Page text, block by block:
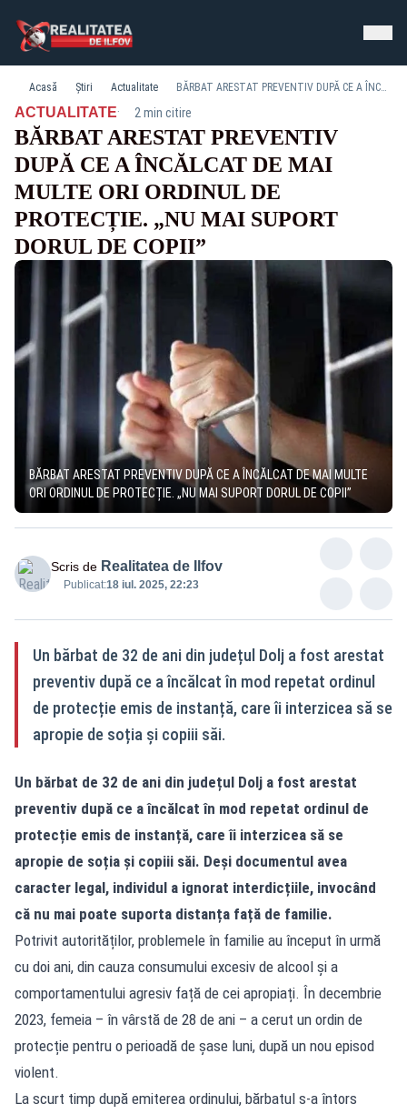
Acasă Știri Actualitate BĂRBAT ARESTAT PREVENTIV DUPĂ CE A ÎNCĂLCAT DE MAI MULTE ORI ORDINUL DE PROTECȚIE. „NU MAI SUPORT DORUL DE COPII”
ACTUALITATE· 2 min citire
BĂRBAT ARESTAT PREVENTIV
DUPĂ CE A ÎNCĂLCAT DE MAI
MULTE ORI ORDINUL DE
PROTECȚIE. „NU MAI SUPORT
DORUL DE COPII”
BĂRBAT ARESTAT PREVENTIV DUPĂ CE A ÎNCĂLCAT DE MAI MULTE
ORI ORDINUL DE PROTECȚIE. „NU MAI SUPORT DORUL DE COPII”
Scris de Realitatea de Ilfov
Publicat:18 iul. 2025, 22:23
Un bărbat de 32 de ani din județul Dolj a fost arestat
preventiv după ce a încălcat în mod repetat ordinul
de protecție emis de instanță, care îi interzicea să se
apropie de soția și copiii săi.
Un bărbat de 32 de ani din județul Dolj a fost arestat
preventiv după ce a încălcat în mod repetat ordinul de
protecție emis de instanță, care îi interzicea să se
apropie de soția și copiii săi. Deși documentul avea
caracter legal, individul a ignorat interdicțiile, invocând
că nu mai poate suporta distanța față de familie.
Potrivit autorităților, problemele în familie au început în urmă
cu doi ani, din cauza consumului excesiv de alcool și a
comportamentului agresiv față de cei apropiați. În decembrie
2023, femeia – în vârstă de 28 de ani – a cerut un ordin de
protecție pentru o perioadă de șase luni, după un nou episod
violent.
La scurt timp după emiterea ordinului, bărbatul s-a întors